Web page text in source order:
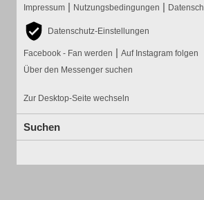
Impressum | Nutzungsbedingungen |
Datenschutz-Einstellungen
Facebook - Fan werden | Auf Instagram folgen
Über den Messenger suchen
Zur Desktop-Seite wechseln
Suchen